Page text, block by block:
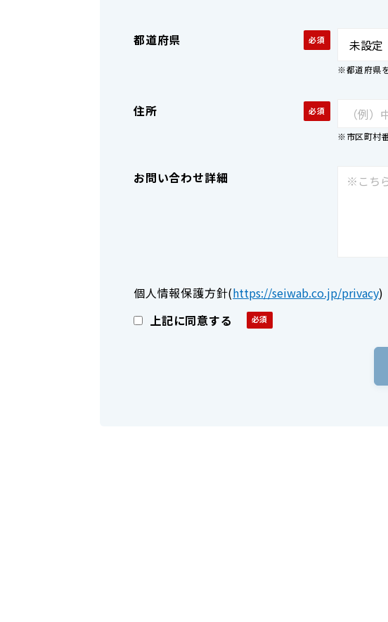
都道府県
※都道府県
住所
※市区町村
お問い合わせ詳細
個人情報保護方針(https://seiwab.co.jp/privacy)
上記に同意する